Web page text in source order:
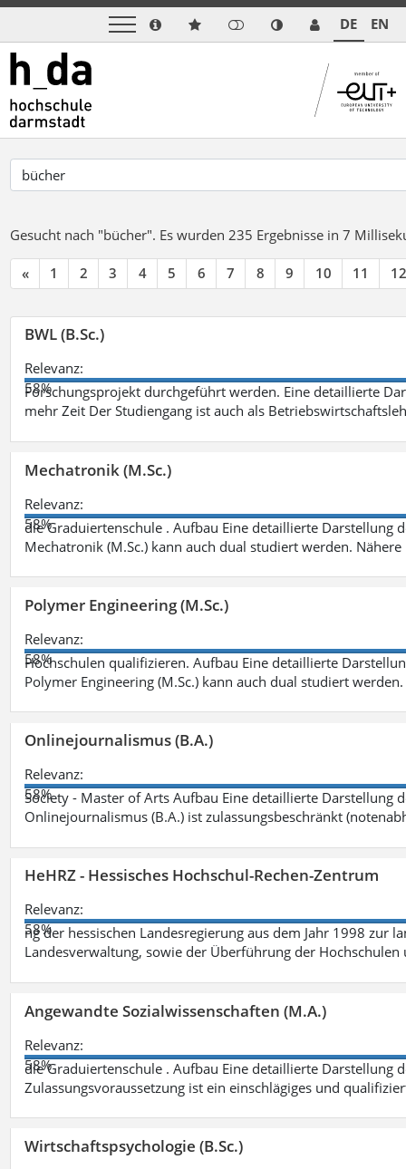
DE EN
Gesucht nach "bücher". Es wurden 235 Ergebnisse in 7
« 1 2 3 4 5 6 7 8 9 10 11 12
BWL (B.Sc.)
Relevanz:
58%
Forschungsprojekt durchgeführt werden. Eine detaillierte
mehr Zeit Der Studiengang ist auch als
Mechatronik (M.Sc.)
Relevanz:
58%
die Graduiertenschule . Aufbau Eine detaillierte Darstellung
Mechatronik (M.Sc.) kann auch dual studiert werden.
Polymer Engineering (M.Sc.)
Relevanz:
58%
Hochschulen qualifizieren. Aufbau Eine detaillierte
Polymer Engineering (M.Sc.) kann auch dual studiert
Onlinejournalismus (B.A.)
Relevanz:
58%
Society - Master of Arts Aufbau Eine detaillierte Darstellung
Onlinejournalismus (B.A.) ist zulassungsbeschränkt
HeHRZ - Hessisches Hochschul-Rechen-Zentrum
Relevanz:
58%
ng der hessischen Landesregierung aus dem Jahr 1998 zur
Landesverwaltung, sowie der Überführung der
Angewandte Sozialwissenschaften (M.A.)
Relevanz:
58%
die Graduiertenschule . Aufbau Eine detaillierte Darstellung
Zulassungsvoraussetzung ist ein einschlägiges und
Wirtschaftspsychologie (B.Sc.)